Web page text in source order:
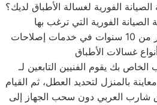
الفورية لغسالة الأطباق لديك؟
كما إننا نمتلك خبرة أكثر من 10 سنوات في خدمات إصلاحات
الخاص بك يقوم الفنيين التابعين لـ
بالمنزل لتحديد العطل، ثم القيام
شارب العربي دون سحب الجهاز إلى